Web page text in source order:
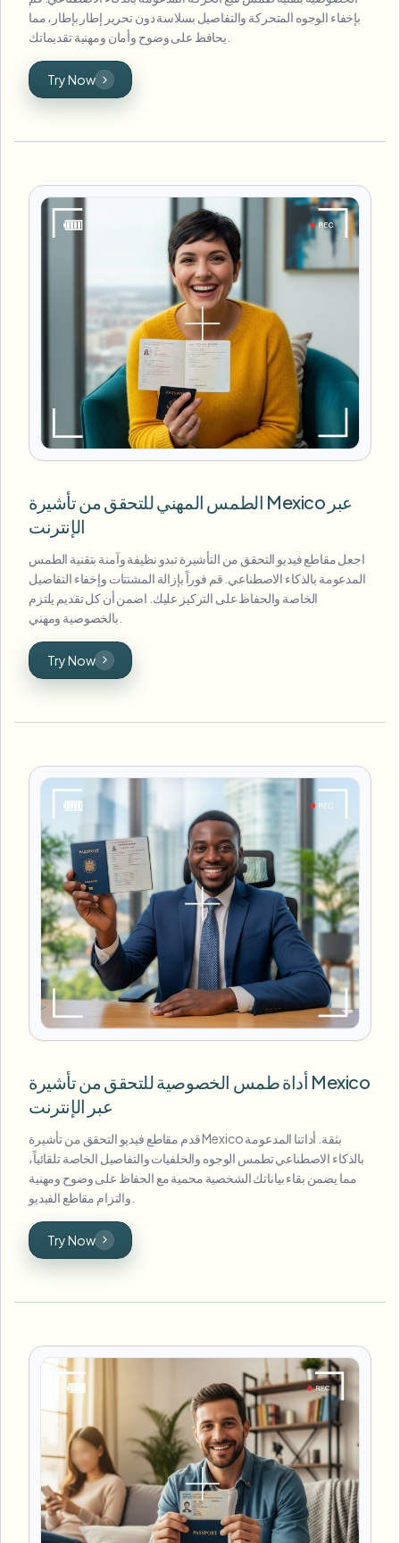
بإخفاء الوجوه المتحركة والتفاصيل بسلاسة دون تحرير إطار بإطار، مما
Try Now
الطمس المهني للتحقق من تأشيرة Mexico عبر
الإنترنت
اجعل مقاطع فيديو التحقق من التأشيرة تبدو نظيفة وآمنة بتقنية الطمس
المدعومة بالذكاء الاصطناعي. قم فوراً بإزالة المشتتات وإخفاء التفاصيل
الخاصة والحفاظ على التركيز عليك. اضمن أن كل تقديم يلتزم
Try Now
أداة طمس الخصوصية للتحقق من تأشيرة Mexico
عبر الإنترنت
قدم مقاطع فيديو التحقق من تأشيرة Mexico بثقة. أداتنا المدعومة
بالذكاء الاصطناعي تطمس الوجوه والخلفيات والتفاصيل الخاصة تلقائياً،
مما يضمن بقاء بياناتك الشخصية محمية مع الحفاظ على وضوح ومهنية
Try Now